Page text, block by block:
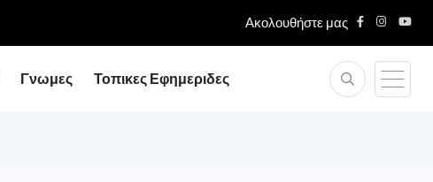
Ακολουθήστε μας
Γνωμες Τοπικες Εφημεριδες